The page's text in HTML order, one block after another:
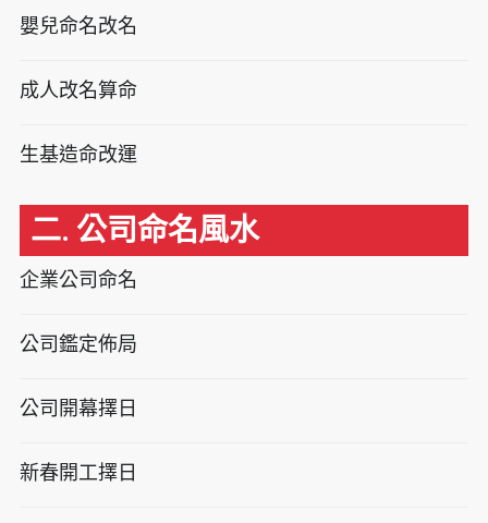
嬰兒命名改名
成人改名算命
生基造命改運
二. 公司命名風水
企業公司命名
公司鑑定佈局
公司開幕擇日
新春開工擇日